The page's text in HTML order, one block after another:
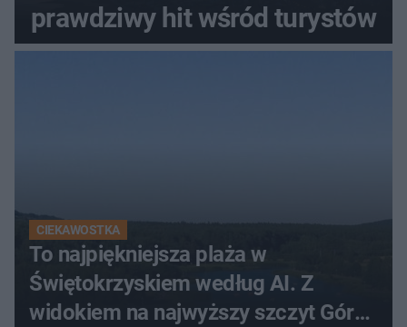
prawdziwy hit wśród turystów
CIEKAWOSTKA
To najpiękniejsza plaża w
Świętokrzyskiem według AI. Z
widokiem na najwyższy szczyt Gór